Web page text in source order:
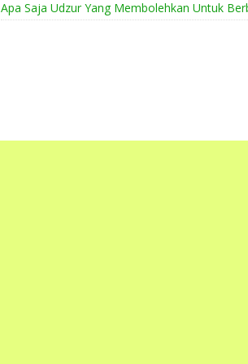
Apa Saja Udzur Yang Membolehkan Untuk